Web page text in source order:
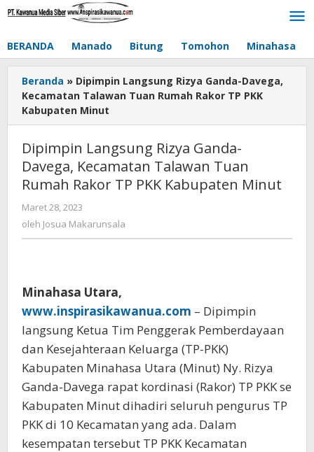
Lewati
BERANDA Manado Bitung Tomohon Minahasa
Beranda » Dipimpin Langsung Rizya Ganda-Davega,
Kecamatan Talawan Tuan Rumah Rakor TP PKK
Kabupaten Minut
Dipimpin Langsung Rizya Ganda-
Davega, Kecamatan Talawan Tuan
Rumah Rakor TP PKK Kabupaten Minut
Maret 28, 2023
Josua
oleh Josua Makarunsala
Minahasa Utara,
www.inspirasikawanua.com – Dipimpin
langsung Ketua Tim Penggerak Pemberdayaan
dan Kesejahteraan Keluarga (TP-PKK)
Kabupaten Minahasa Utara (Minut) Ny. Rizya
Ganda-Davega rapat kordinasi (Rakor) TP PKK se
Kabupaten Minut dihadiri seluruh pengurus TP
PKK di 10 Kecamatan yang ada. Dalam
kesempatan tersebut TP PKK Kecamatan